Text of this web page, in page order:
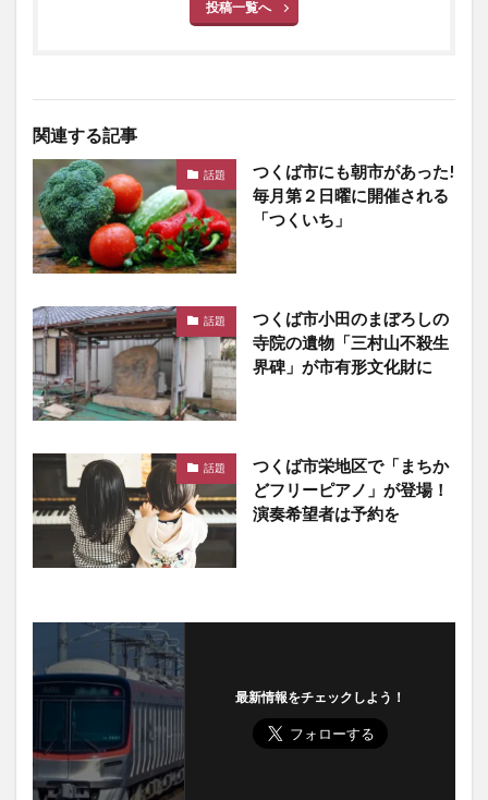
投稿一覧へ
関連する記事
話題
つくば市にも朝市があった!
毎月第２日曜に開催される
「つくいち」
話題
つくば市小田のまぼろしの
寺院の遺物「三村山不殺生
界碑」が市有形文化財に
話題
つくば市栄地区で「まちか
どフリーピアノ」が登場！
演奏希望者は予約を
最新情報をチェックしよう！